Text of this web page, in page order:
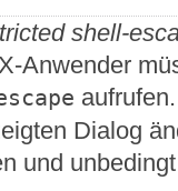
shell-
Anwender
Dialog
und